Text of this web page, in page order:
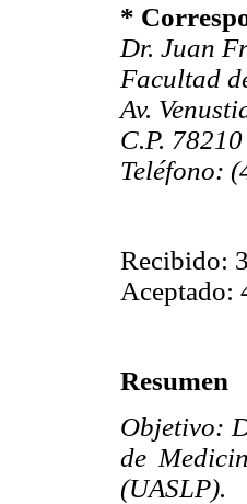
*
Dr. Juan
Facultad
Av.
C.P.
Teléfono:
Recibido:
Aceptado:
Resumen
Objetivo:
de
(UASLP).